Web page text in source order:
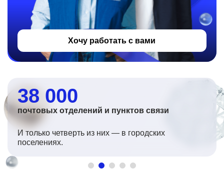
Хочу работать с вами
38 000
почтовых отделений и пунктов связи
И только четверть из них — в городских
поселениях.